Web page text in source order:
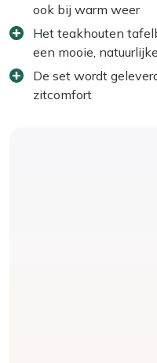
ook bij warm weer
Het teakhouten
een mooie,
De set wordt
zitcomfort